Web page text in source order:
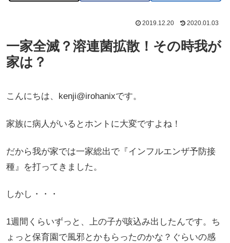
2019.12.20 2020.01.03
一家全滅？溶連菌拡散！その時我が
家は？
こんにちは、kenji@irohanixです。
家族に病人がいるとホントに大変ですよね！
だから我が家では一家総出で『インフルエンザ予防接
種』を打ってきました。
しかし・・・
1週間くらいずっと、上の子が咳込み出したんです。ち
ょっと保育園で風邪とかもらったのかな？ぐらいの感